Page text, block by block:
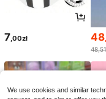
7 ,00zł 48
We use cookies and similar